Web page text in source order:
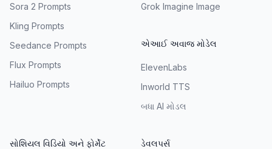
Sora 2 Prompts
Kling Prompts
Seedance Prompts
Flux Prompts
Hailuo Prompts
Grok Imagine Image
એઆઈ અવાજ મોડેલ
ElevenLabs
Inworld TTS
બધા AI મોડલ
સોશિયલ વિડિયો અને ફોર્મેટ ડેવલપર્સ